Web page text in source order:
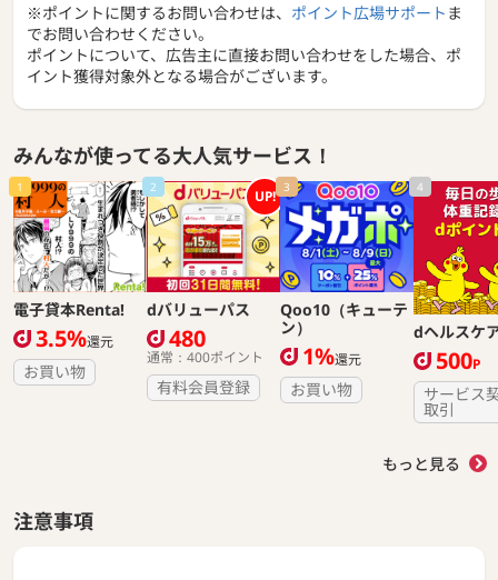
※ポイントに関するお問い合わせは、 ポイント広場サポート ま
でお問い合わせください。
ポイントについて、広告主に直接お問い合わせをした場合、ポ
イント獲得対象外となる場合がございます。
みんなが使ってる大人気サービス！
1
電子貸本Renta!
3.5%還元
お買い物
2 UP!
dバリューパス
480
通常：400ポイント
有料会員登録
3
Qoo10（キューテ
ン）
1%還元
お買い物
4
dヘルスケ
500P
サービス
取引
もっと見る
注意事項